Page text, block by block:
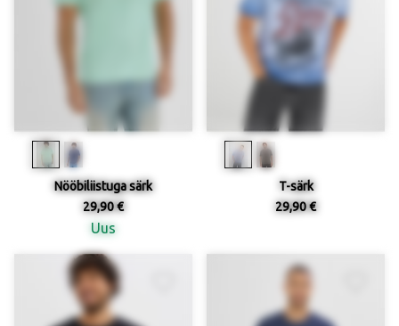
Nööbiliistuga särk
29,90 €
Uus
T-särk
29,90 €